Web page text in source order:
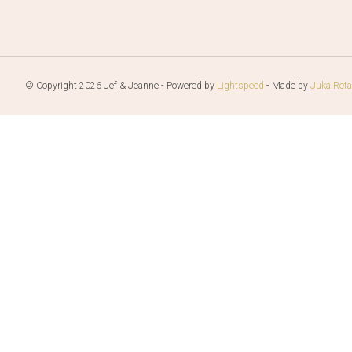
© Copyright 2026 Jef & Jeanne - Powered by Lightspeed - Made by